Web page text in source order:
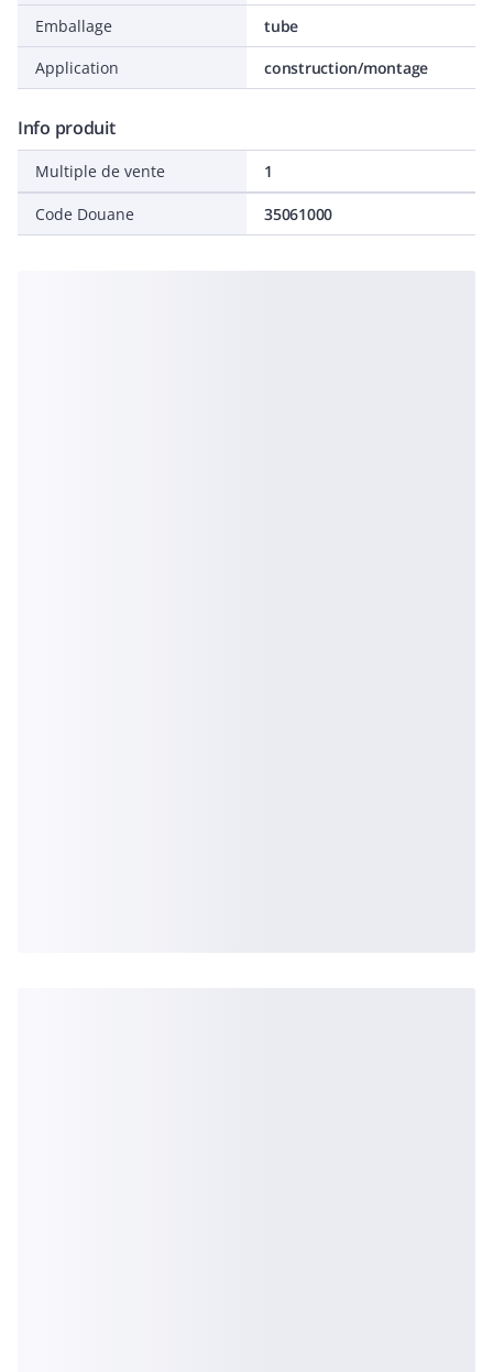
Emballage
tube
Application
construction/montage
Info produit
Multiple de vente 1
Code Douane 35061000